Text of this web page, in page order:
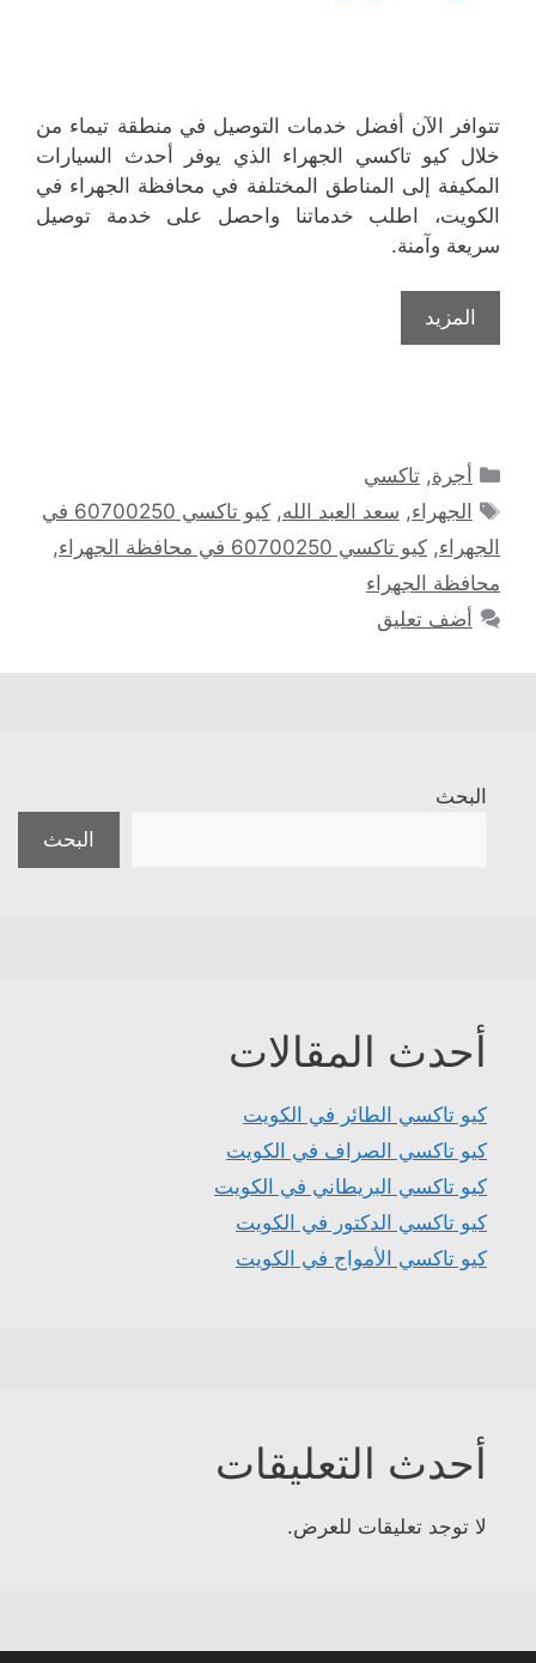
تتوافر الآن أفضل خدمات التوصيل في منطقة تيماء من
خلال كيو تاكسي الجهراء الذي يوفر أحدث السيارات
المكيفة إلى المناطق المختلفة في محافظة الجهراء في
الكويت، اطلب خدماتنا واحصل على خدمة توصيل
سريعة وآمنة.
المزيد
التصنيفات
أجرة,تاكسي
الوسوم
الجهراء, سعد العبد الله,
كيو تاكسي 60700250 في
الجهراء, كيو تاكسي 60700250 في محافظة الجهراء
,
محافظة الجهراء
أضف تعليق
البحث
البحث
أحدث المقالات
كيو تاكسي الطائر في الكويت
كيو تاكسي الصراف في الكويت
كيو تاكسي البريطاني في الكويت
كيو تاكسي الدكتور في الكويت
كيو تاكسي الأمواج في الكويت
أحدث التعليقات
لا توجد تعليقات للعرض.